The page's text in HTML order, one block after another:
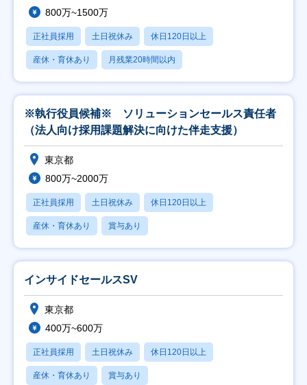
800万~1500万
正社員採用 土日祝休み 休日120日以上
産休・育休あり 月残業20時間以内
※執行役員候補※ ソリューションセールス責任者
（法人向け採用課題解決に向けた伴走支援）
東京都
800万~2000万
正社員採用 土日祝休み 休日120日以上
産休・育休あり 賞与あり
インサイドセールスSV
東京都
400万~600万
正社員採用 土日祝休み 休日120日以上
産休・育休あり 賞与あり